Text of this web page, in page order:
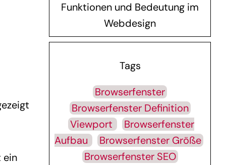
ein
Funktionen und Bedeutung im
Webdesign
Tags
Browserfenster
Browserfenster Definition
Viewport
Browserfenster
Aufbau
Browserfenster Größe
Browserfenster SEO